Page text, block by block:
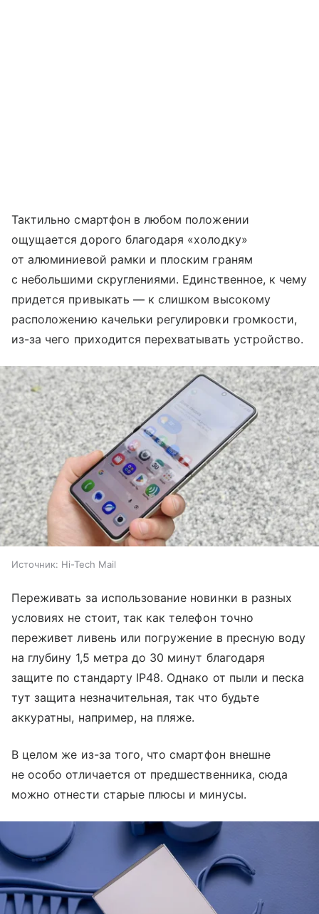
Тактильно смартфон в любом положении
ощущается дорого благодаря «холодку»
от алюминиевой рамки и плоским граням
с небольшими скруглениями. Единственное, к чему
придется привыкать — к слишком высокому
расположению качельки регулировки громкости,
из-за чего приходится перехватывать устройство.
Источник: Hi-Tech Mail
Переживать за использование новинки в разных
условиях не стоит, так как телефон точно
переживет ливень или погружение в пресную воду
на глубину 1,5 метра до 30 минут благодаря
защите по стандарту IP48. Однако от пыли и песка
тут защита незначительная, так что будьте
аккуратны, например, на пляже.
В целом же из-за того, что смартфон внешне
не особо отличается от предшественника, сюда
можно отнести старые плюсы и минусы.